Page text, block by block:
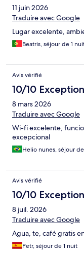
11 juin 2026
Traduire avec Google
Lugar excelente,
Beatris, séjour de 1
Avis vérifié
10/10
8 mars 2026
Traduire avec Google
Wi-fi excelente,
excepcional
Helio nunes, séjour
Avis vérifié
10/10
8 juil. 2026
Traduire avec Google
Agua, te, café gratis
Petr, séjour de 1 nuit